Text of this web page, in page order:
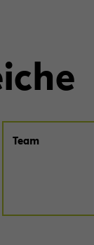
Team